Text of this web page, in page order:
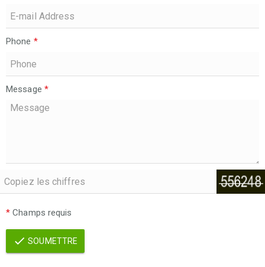
Phone *
Message *
* Champs requis
SOUMETTRE